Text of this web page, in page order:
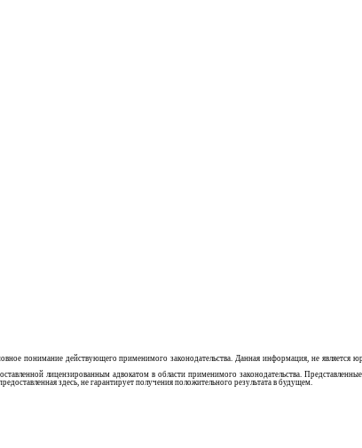
понимание действующего применимого законодательства. Данная информация, не
лицензированным адвокатом в области применимого законодательства.
здесь, не гарантирует получения положительного результата в будущем.